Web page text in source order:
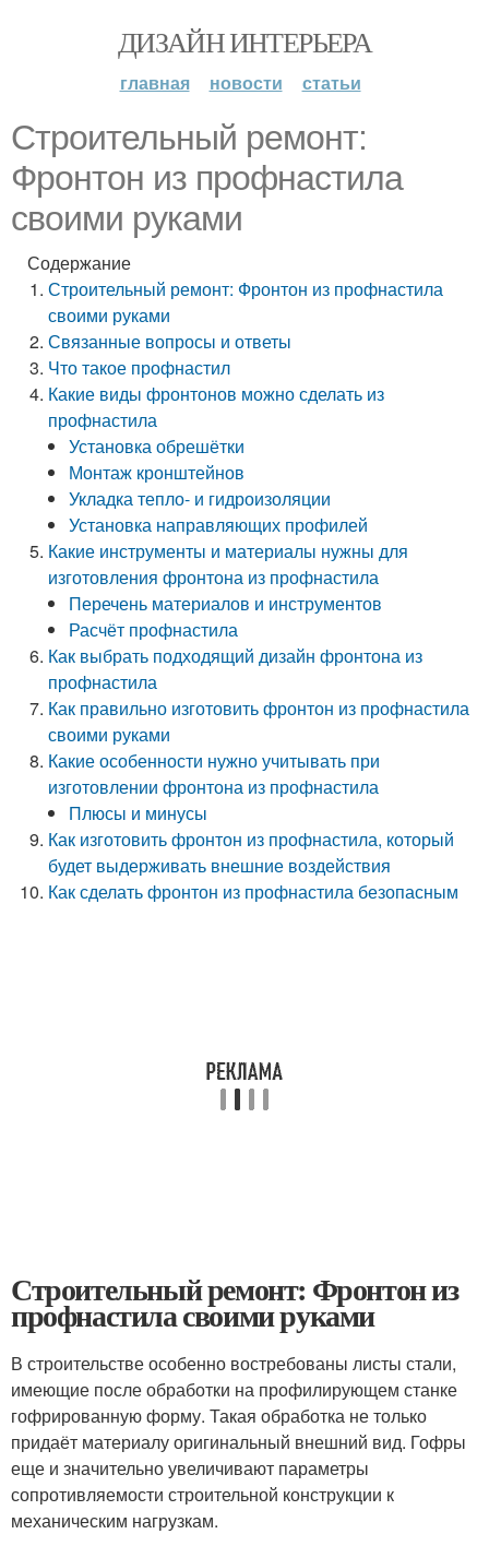
ДИЗАЙН ИНТЕРЬЕРА
главная новости статьи
Строительный ремонт:
Фронтон из профнастила
своими руками
Содержание
Строительный ремонт: Фронтон из профнастила
своими руками
Связанные вопросы и ответы
Что такое профнастил
Какие виды фронтонов можно сделать из
профнастила
Установка обрешётки
Монтаж кронштейнов
Укладка тепло- и гидроизоляции
Установка направляющих профилей
Какие инструменты и материалы нужны для
изготовления фронтона из профнастила
Перечень материалов и инструментов
Расчёт профнастила
Как выбрать подходящий дизайн фронтона из
профнастила
Как правильно изготовить фронтон из профнастила
своими руками
Какие особенности нужно учитывать при
изготовлении фронтона из профнастила
Плюсы и минусы
Как изготовить фронтон из профнастила, который
будет выдерживать внешние воздействия
Как сделать фронтон из профнастила безопасным
Строительный ремонт: Фронтон из
профнастила своими руками
В строительстве особенно востребованы листы стали,
имеющие после обработки на профилирующем станке
гофрированную форму. Такая обработка не только
придаёт материалу оригинальный внешний вид. Гофры
еще и значительно увеличивают параметры
сопротивляемости строительной конструкции к
механическим нагрузкам.